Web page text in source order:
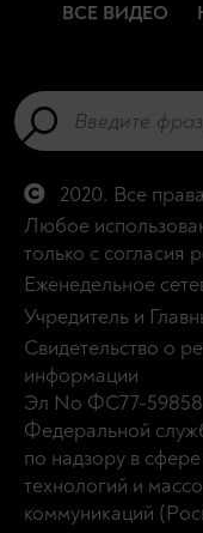
ВСЕ ВИДЕО
2020. Все
Любое
только с согласия
Еженедельное
Учредитель и
Свидетельство о
информации
Эл No ФС77-59858
Федеральной
по надзору в
технологий и
коммуникаций